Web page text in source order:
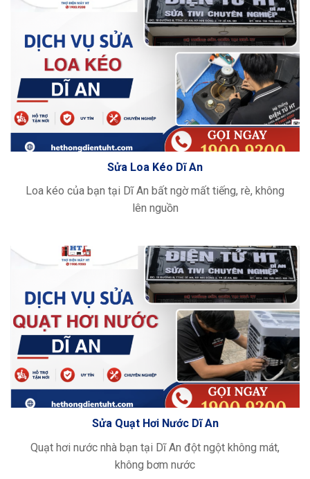
Sửa Loa Kéo Dĩ An
Loa kéo của bạn tại Dĩ An bất ngờ mất tiếng, rè, không
lên nguồn
Sửa Quạt Hơi Nước Dĩ An
Quạt hơi nước nhà bạn tại Dĩ An đột ngột không mát,
không bơm nước